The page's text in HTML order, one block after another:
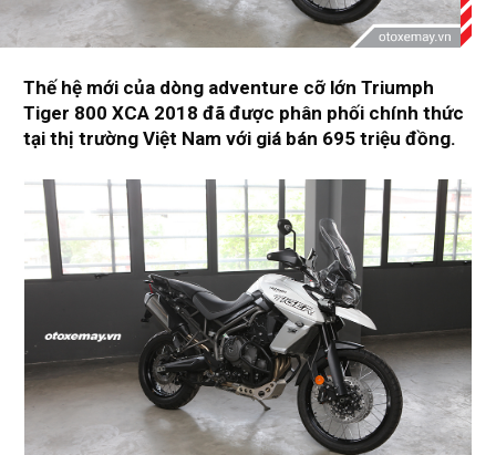
Thế hệ mới của dòng adventure cỡ lớn Triumph
Tiger 800 XCA 2018 đã được phân phối chính thức
tại thị trường Việt Nam với giá bán 695 triệu đồng.